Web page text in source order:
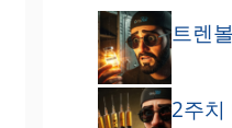
트렌
2주치